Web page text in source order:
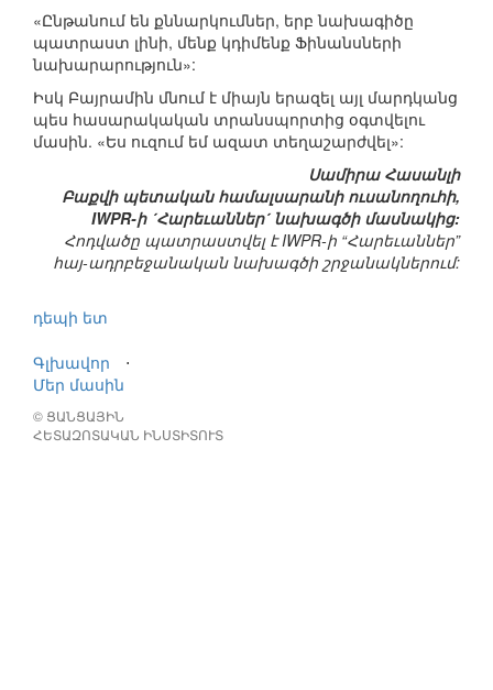
«Ընթանում են քննարկումներ, երբ նախագիծը
պատրաստ լինի, մենք կդիմենք Ֆինանսների
նախարարություն»:
Իսկ Բայրամին մնում է միայն երազել այլ մարդկանց
պես հասարակական տրանսպորտից օգտվելու
մասին. «Ես ուզում եմ ազատ տեղաշարժվել»:
Սամիրա Հասանլի
Բաքվի պետական համալսարանի ուսանողուհի,
IWPR-ի ´Հարեւաններ´ նախագծի մասնակից:
Հոդվածը պատրաստվել է IWPR-ի “Հարեւաններ”
հայ-ադրբեջանական նախագծի շրջանակներում:
դեպի ետ
Գլխավոր
⋅
Մեր մասին
© ՑԱՆՑԱՅԻՆ
ՀԵՏԱԶՈՏԱԿԱՆ ԻՆՍՏԻՏՈՒՏ